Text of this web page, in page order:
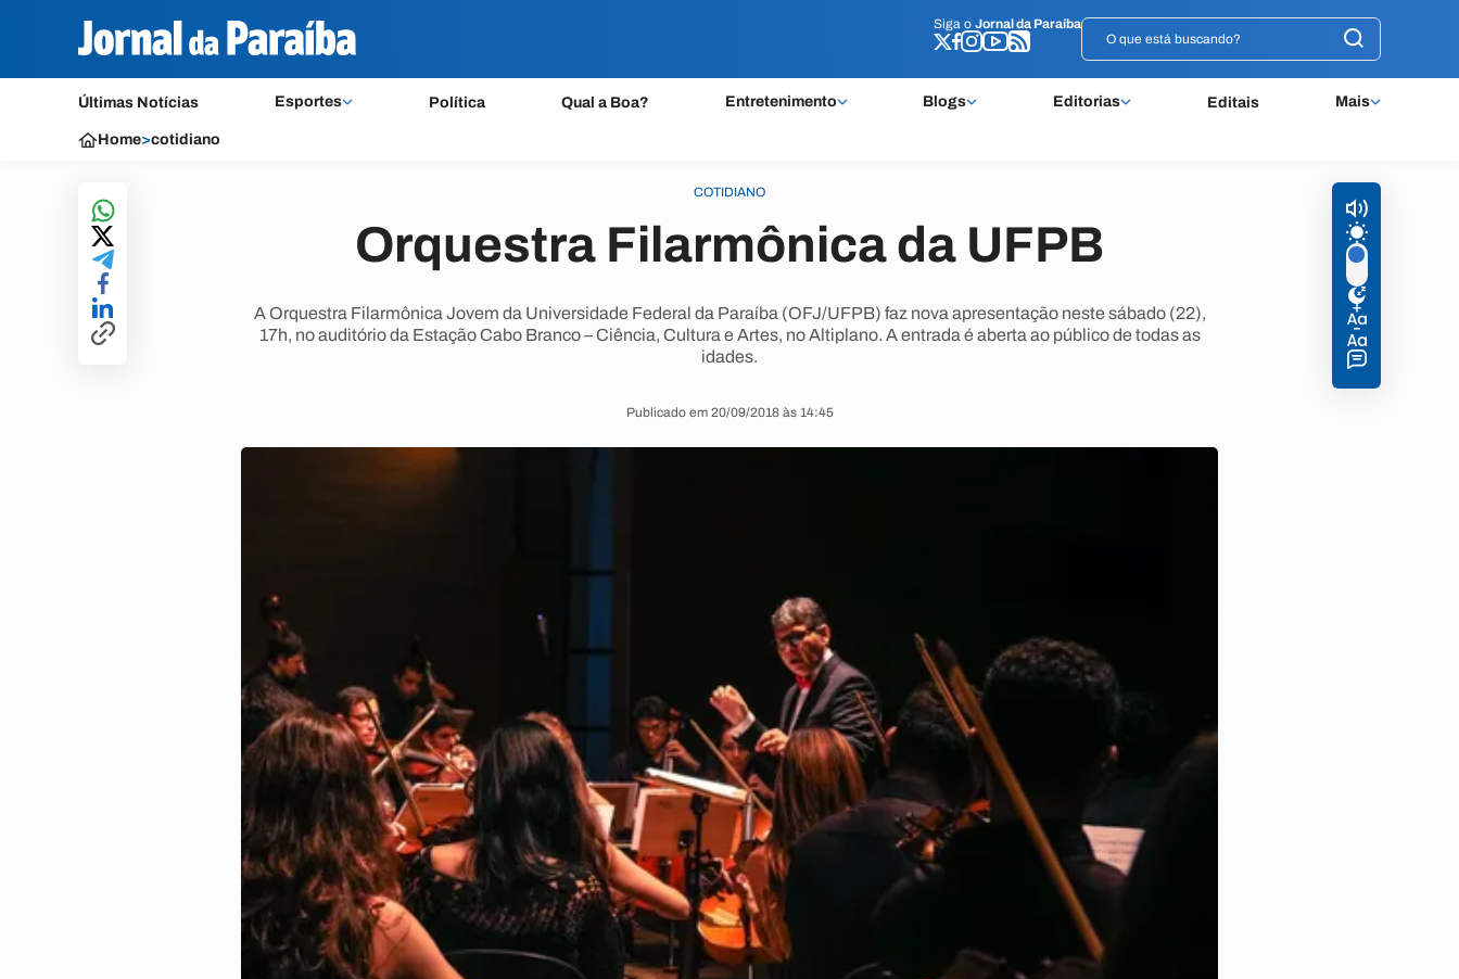
Siga o Jornal da Paraíba
Últimas Notícias Esportes Política Qual a Boa? Entretenimento Blogs Editorias Editais Mais
Siga o Jornal da Paraíba
Home>cotidiano
COTIDIANO
Orquestra Filarmônica da UFPB
A Orquestra Filarmônica Jovem da Universidade Federal da Paraíba (OFJ/UFPB) faz nova apresentação neste sábado (22),
17h, no auditório da Estação Cabo Branco – Ciência, Cultura e Artes, no Altiplano. A entrada é aberta ao público de todas as
idades.
Publicado em 20/09/2018 às 14:45